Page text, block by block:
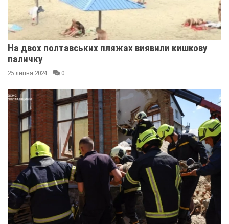
На двох полтавських пляжах виявили кишкову
паличку
25 липня 2024 0